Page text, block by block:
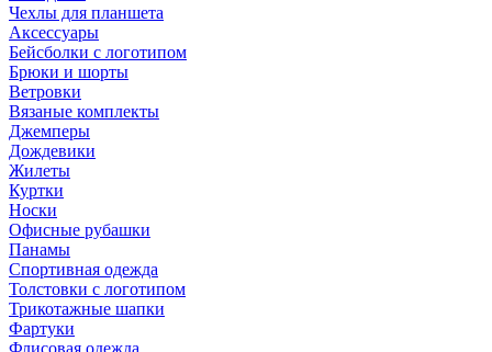
Чехлы для планшета
Аксессуары
Бейсболки с логотипом
Брюки и шорты
Ветровки
Вязаные комплекты
Джемперы
Дождевики
Жилеты
Куртки
Носки
Офисные рубашки
Панамы
Спортивная одежда
Толстовки с логотипом
Трикотажные шапки
Фартуки